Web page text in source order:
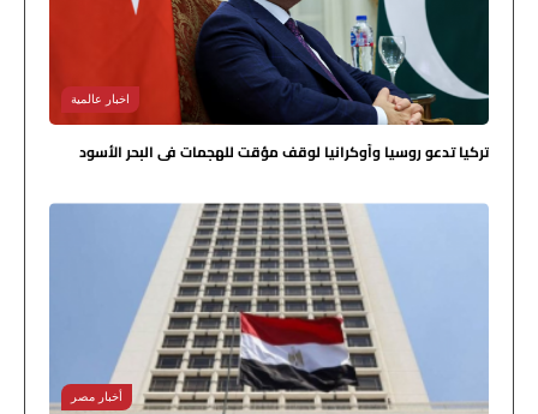
اخبار عالمية
تركيا تدعو روسيا وأوكرانيا لوقف مؤقت للهجمات في البحر الأسود
أخبار مصر